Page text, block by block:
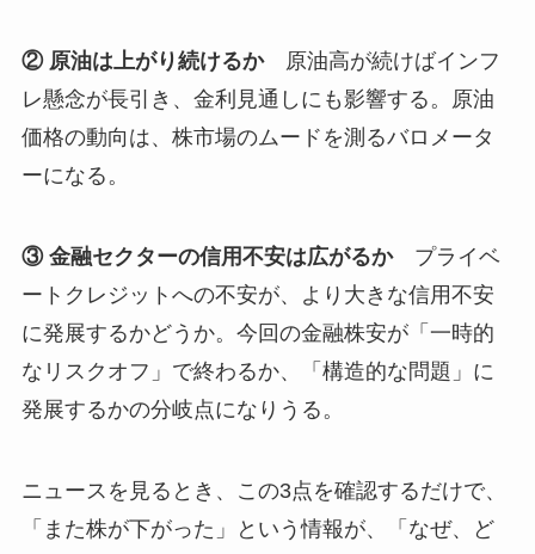
② 原油は上がり続けるか原油高が続けばインフ
レ懸念が長引き、金利見通しにも影響する。原油
価格の動向は、株市場のムードを測るバロメータ
ーになる。
③ 金融セクターの信用不安は広がるかプライベ
ートクレジットへの不安が、より大きな信用不安
に発展するかどうか。今回の金融株安が「一時的
なリスクオフ」で終わるか、「構造的な問題」に
発展するかの分岐点になりうる。
ニュースを見るとき、この3点を確認するだけで、
「また株が下がった」という情報が、「なぜ、ど